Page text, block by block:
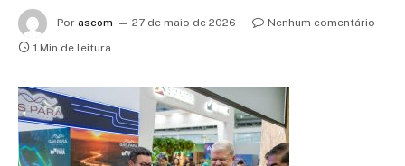
Por ascom 27 de maio de 2026
Nenhum comentário
1 Min de leitura